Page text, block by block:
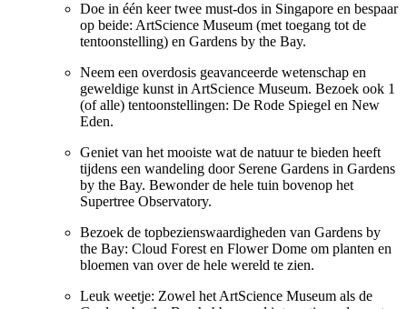
Doe in één keer twee must-dos in Singapore en bespaar
op beide: ArtScience Museum (met toegang tot de
tentoonstelling) en Gardens by the Bay.
Neem een overdosis geavanceerde wetenschap en
geweldige kunst in ArtScience Museum. Bezoek ook 1
(of alle) tentoonstellingen: De Rode Spiegel en New
Eden.
Geniet van het mooiste wat de natuur te bieden heeft
tijdens een wandeling door Serene Gardens in Gardens
by the Bay. Bewonder de hele tuin bovenop het
Supertree Observatory.
Bezoek de topbezienswaardigheden van Gardens by
the Bay: Cloud Forest en Flower Dome om planten en
bloemen van over de hele wereld te zien.
Leuk weetje: Zowel het ArtScience Museum als de